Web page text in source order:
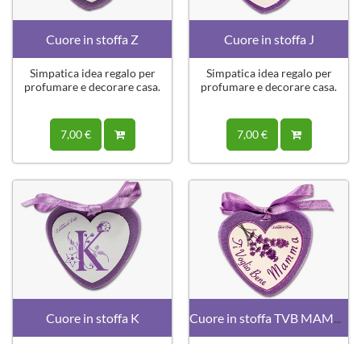
Cuore in stoffa Z
Simpatica idea regalo per
profumare e decorare casa.
7,00 €
Cuore in stoffa J
Simpatica idea regalo per
profumare e decorare casa.
7,00 €
Cuore in stoffa K Cuore in stoffa TVB MAMMA grande